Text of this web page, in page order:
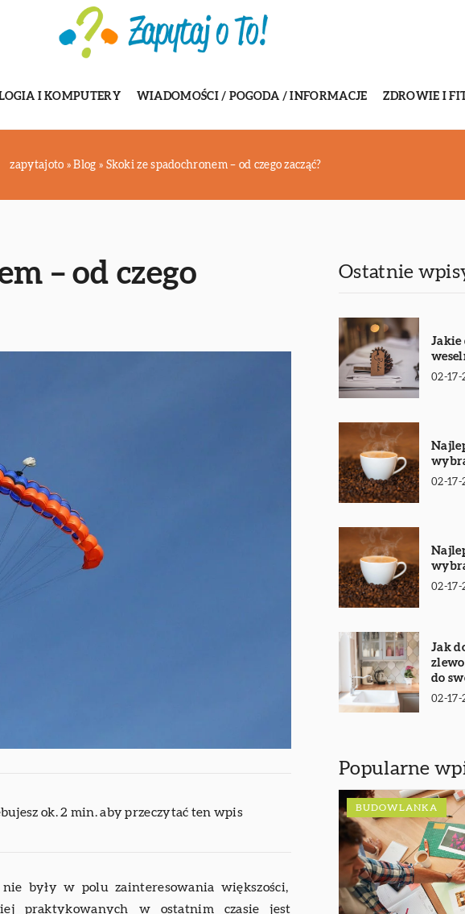
I KOMPUTERY WIADOMOŚCI / POGODA / INFORMACJE ZDROWIE I
zapytajoto »Blog » Skoki ze spadochronem – od czego zacząć?
– od czego
ok. 2 min. aby przeczytać ten wpis
były w polu zainteresowania większości,
praktykowanych w ostatnim czasie jest
Ostatnie
Jakie
02-17-
02-17-
02-17-
Jak
do
02-17-
Popularne
BUDOWLANKA